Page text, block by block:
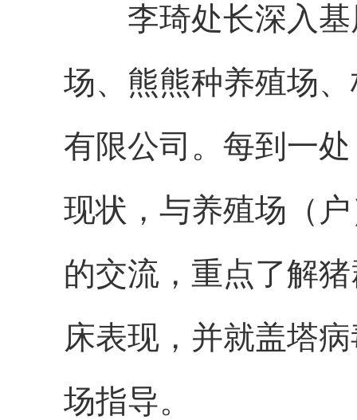
李琦处长深入基
场、熊熊种养殖场
有限公司。每到一
现状，与养殖场（
的交流，重点了解
床表现，并就盖塔
场指导。